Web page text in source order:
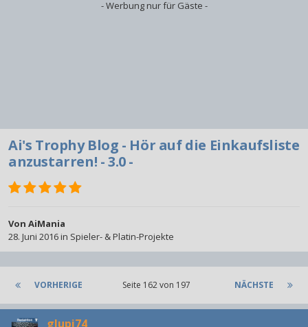
- Werbung nur für Gäste -
Ai's Trophy Blog - Hör auf die Einkaufsliste
anzustarren! - 3.0 -
Von AiMania
28. Juni 2016in Spieler- & Platin-Projekte
VORHERIGE NÄCHSTE
Seite 162 von 197
glupi74